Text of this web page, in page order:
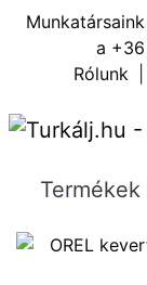
a
Rólunk
Termékek